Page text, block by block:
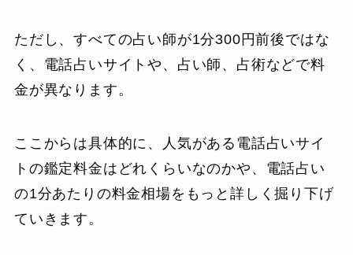
ただし、すべての占い師が1分300円前後ではな
く、電話占いサイトや、占い師、占術などで料
金が異なります。
ここからは具体的に、人気がある電話占いサイ
トの鑑定料金はどれくらいなのかや、電話占い
の1分あたりの料金相場をもっと詳しく掘り下げ
ていきます。